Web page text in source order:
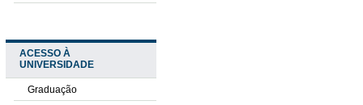
ACESSO À
UNIVERSIDADE
Graduação